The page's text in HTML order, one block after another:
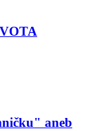
aneb